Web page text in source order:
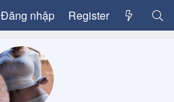
Đăng nhập Register